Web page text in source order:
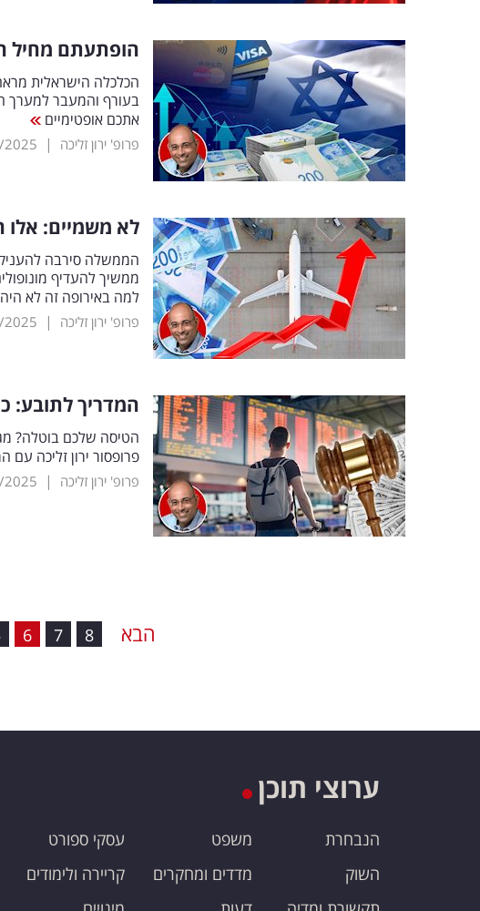
הופתעתם מחיל
הכלכלה הישראלית
בעורף והמעבר למערך
אתכם אופטימיים
פרופ' ירון זליכה |
לא משמיים: אלו
הממשלה סירבה
ממשיך להעדיף
למה באירופה זה לא
פרופ' ירון זליכה |
המדריך לתובע:
הטיסה שלכם בוטלה?
פרופסור ירון זליכה
פרופ' ירון זליכה |
6 7 8 הבא
ערוצי תוכן
הנבחרת
השוק
משפט
מדדים ומחקרים
עסקי ספורט
קריירה ולימודים